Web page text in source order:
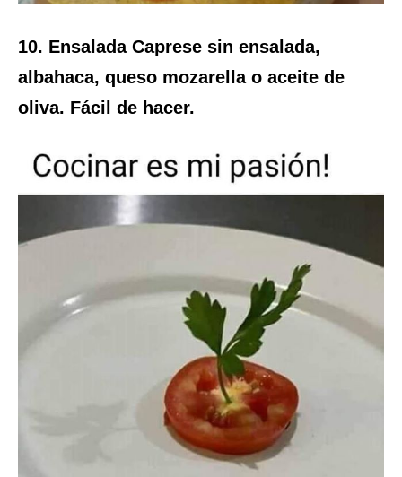
10. Ensalada Caprese sin ensalada,
albahaca, queso mozarella o aceite de
oliva. Fácil de hacer.